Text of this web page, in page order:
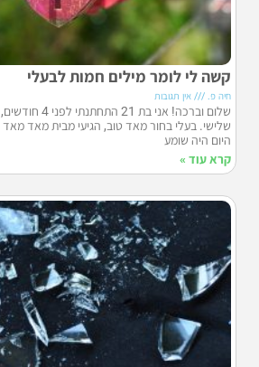
קשה לי לומר מילים חמות לבעלי
חיה פ. אין תגובות
שלום וברכה! אני
שלישי. בעלי בחור מאד טוב, הגיעי מבית מאד
היום היה שומע
קרא עוד »